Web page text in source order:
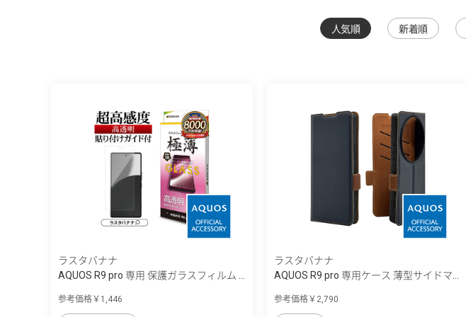
人気順 新着順
ラスタバナナ
AQUOS R9 pro 専用 保護ガラスフィルム ...
参考価格￥1,446
ラスタバナナ
AQUOS R9 pro 専用ケース 薄型サイドマ...
参考価格￥2,790